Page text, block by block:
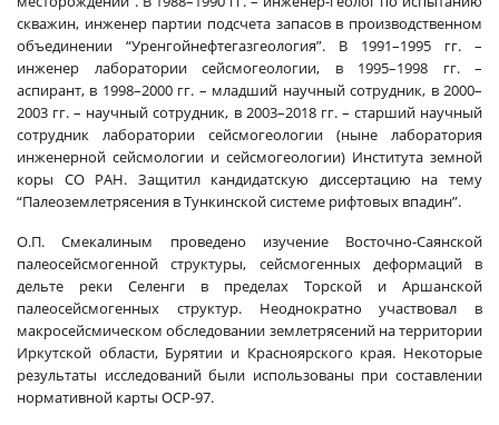
скважин, инженер партии подсчета запасов в производственном
объединении “Уренгойнефтегазгеология”. В 1991–1995 гг. –
инженер лаборатории сейсмогеологии, в 1995–1998 гг. –
аспирант, в 1998–2000 гг. – младший научный сотрудник, в 2000–
2003 гг. – научный сотрудник, в 2003–2018 гг. – старший научный
сотрудник лаборатории сейсмогеологии (ныне лаборатория
инженерной сейсмологии и сейсмогеологии) Института земной
коры СО РАН. Защитил кандидатскую диссертацию на тему
“Палеоземлетрясения в Тункинской системе рифтовых впадин”.
О.П. Смекалиным проведено изучение Восточно-Саянской
палеосейсмогенной структуры, сейсмогенных деформаций в
дельте реки Селенги в пределах Торской и Аршанской
палеосейсмогенных структур. Неоднократно участвовал в
макросейсмическом обследовании землетрясений на территории
Иркутской области, Бурятии и Красноярского края. Некоторые
результаты исследований были использованы при составлении
нормативной карты ОСР-97.